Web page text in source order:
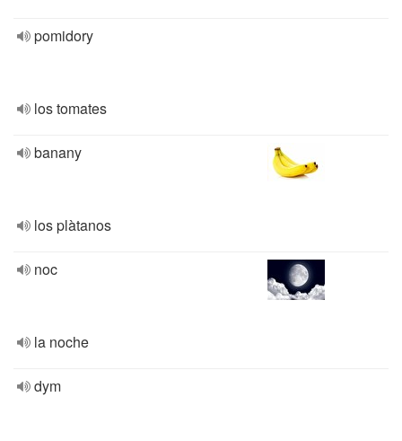
pomidory
los tomates
banany
los plàtanos
noc
la noche
dym